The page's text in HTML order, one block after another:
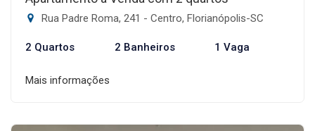
Rua Padre Roma, 241 - Centro, Florianópolis-SC
2 Quartos 2 Banheiros 1 Vaga
Mais informações